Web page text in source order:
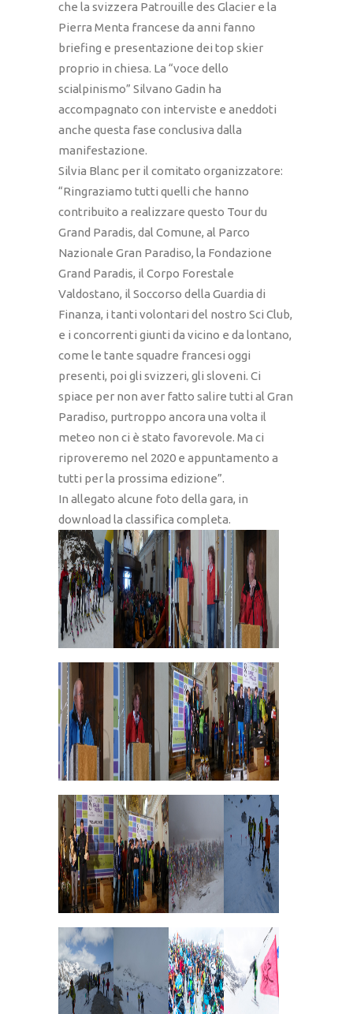
che la svizzera Patrouille des Glacier e la
Pierra Menta francese da anni fanno
briefing e presentazione dei top skier
proprio in chiesa. La “voce dello
scialpinismo” Silvano Gadin ha
accompagnato con interviste e aneddoti
anche questa fase conclusiva dalla
manifestazione.
Silvia Blanc per il comitato organizzatore:
“Ringraziamo tutti quelli che hanno
contribuito a realizzare questo Tour du
Grand Paradis, dal Comune, al Parco
Nazionale Gran Paradiso, la Fondazione
Grand Paradis, il Corpo Forestale
Valdostano, il Soccorso della Guardia di
Finanza, i tanti volontari del nostro Sci Club,
e i concorrenti giunti da vicino e da lontano,
come le tante squadre francesi oggi
presenti, poi gli svizzeri, gli sloveni. Ci
spiace per non aver fatto salire tutti al Gran
Paradiso, purtroppo ancora una volta il
meteo non ci è stato favorevole. Ma ci
riproveremo nel 2020 e appuntamento a
tutti per la prossima edizione”.
In allegato alcune foto della gara, in
download la classifica completa.